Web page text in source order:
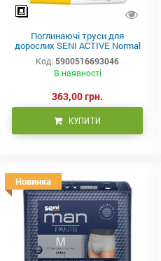
Поглинаючі труси для
дорослих SENI ACTIVE Normal
Код: 5900516693046
В наявності
363,00 грн.
КУПИТИ
Новинка